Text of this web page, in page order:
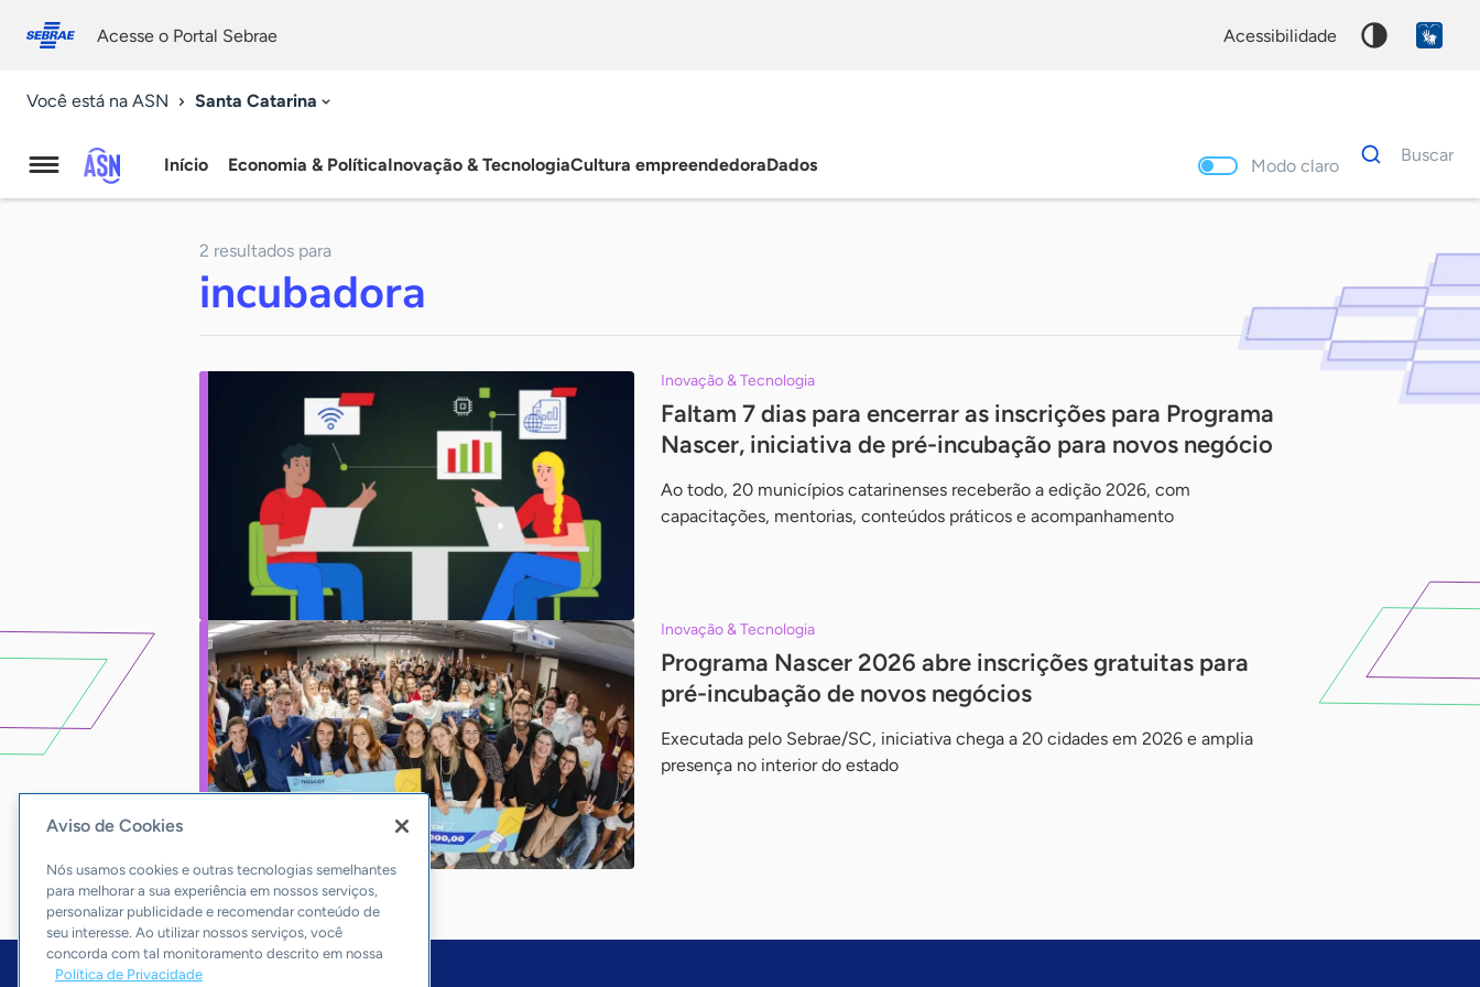
conosco
Acesse o Portal Sebrae acessibilidade
Você está na ASN Santa Catarina
Agência
Notícias
Início Economia & PolíticaInovação & TecnologiaCultura empreendedoraDados Modo claro
Dados
para
Buscar
2 resultados para
incubadora
Inovação & Tecnologia
Faltam 7 dias para encerrar as inscrições para Programa
Nascer, iniciativa de pré-incubação para novos negócio
Ao todo, 20 municípios catarinenses receberão a edição 2026, com
capacitações, mentorias, conteúdos práticos e acompanhamento
Inovação & Tecnologia
Programa Nascer 2026 abre inscrições gratuitas para
pré-incubação de novos negócios
Executada pelo Sebrae/SC, iniciativa chega a 20 cidades em 2026 e amplia
presença no interior do estado
Aviso de Cookies
Nós usamos cookies e outras tecnologias semelhantes
para melhorar a sua experiência em nossos serviços,
personalizar publicidade e recomendar conteúdo de
seu interesse. Ao utilizar nossos serviços, você
concorda com tal monitoramento descrito em nossa
Política de Privacidade